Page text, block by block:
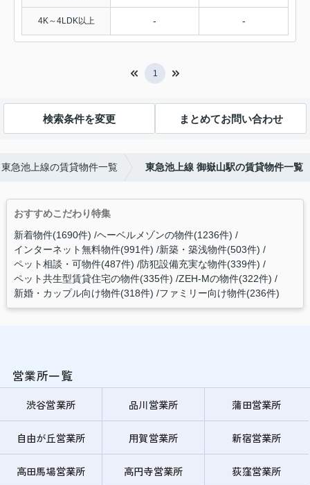
4K～4LDK以上 - -
1
検索条件を変更 まとめてお問い合わせ
東急池上線の賃貸物件一覧 東急池上線 御嶽山駅の賃貸物件一覧
おすすめこだわり特集
新着物件(1690件) ヘーベルメゾンの物件(1236件)
インターネット無料物件(991件) 新築・築浅物件(503件)
ペット相談・可物件(487件) 防犯設備充実な物件(339件)
ペット共生型賃貸住宅の物件(335件) ZEH-Mの物件(322件)
新婚・カップル向け物件(318件) ファミリー向け物件(236件)
営業所一覧
渋谷営業所 品川営業所 蒲田営業所
自由が丘営業所 用賀営業所 新宿営業所
高田馬場営業所 高円寺営業所 荻窪営業所